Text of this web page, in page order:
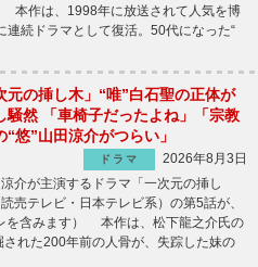
本作は、1998年に放送されて人気を博
連続ドラマとして復活。50代になった“
元の挿し木」“唯”白石聖の正体が
騒然 「車椅子だったよね」「宗教
“悠”山田涼介がつらい」
ドラマ
2026年8月3日
介が主演するドラマ「一次元の挿し
売テレビ・日本テレビ系）の第5話が、
を含みます） 本作は、松下龍之介氏の
れた200年前の人骨が、失踪した妹の